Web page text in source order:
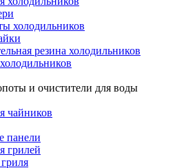
холодильников
резина холодильников
и очистители для воды
чайников
панели
грилей